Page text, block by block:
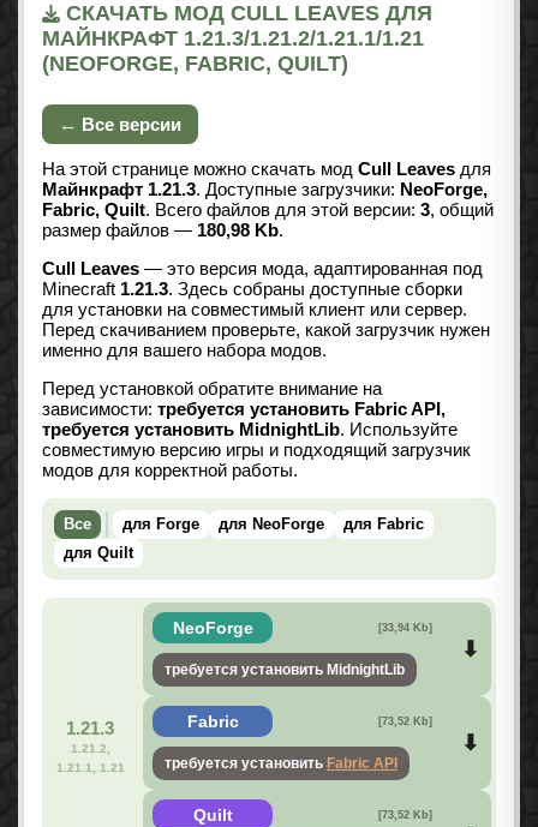
СКАЧАТЬ МОД CULL LEAVES ДЛЯ
МАЙНКРАФТ 1.21.3/1.21.2/1.21.1/1.21
(NEOFORGE, FABRIC, QUILT)
← Все версии
На этой странице можно скачать мод Cull Leaves для
Майнкрафт 1.21.3. Доступные загрузчики: NeoForge,
Fabric, Quilt. Всего файлов для этой версии: 3, общий
размер файлов — 180,98 Kb.
Cull Leaves — это версия мода, адаптированная под
Minecraft 1.21.3. Здесь собраны доступные сборки
для установки на совместимый клиент или сервер.
Перед скачиванием проверьте, какой загрузчик нужен
именно для вашего набора модов.
Перед установкой обратите внимание на
зависимости: требуется установить Fabric API,
требуется установить MidnightLib. Используйте
совместимую версию игры и подходящий загрузчик
модов для корректной работы.
Все для Forge для NeoForge
для Fabric
для Quilt
1.21.3
1.21.2,
1.21.1, 1.21
NeoForge [33,94 Kb]
требуется установить MidnightLib
Fabric [73,52 Kb]
требуется установить Fabric API
Quilt [73,52 Kb]